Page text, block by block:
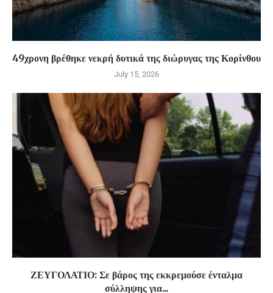
49χρονη βρέθηκε νεκρή δυτικά της διώρυγας της Κορίνθου
July 15, 2026
ΖΕΥΓΟΛΑΤΙΟ: Σε βάρος της εκκρεμούσε ένταλμα
σύλληψης για...